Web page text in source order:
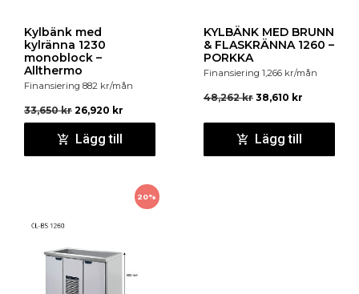
Kylbänk med
kylränna 1230
monoblock –
Allthermo
Finansiering 882 kr/mån
33,650kr 26,920 kr
Lägg till
KYLBÄNK MED BRUNN
& FLASKRÄNNA 1260 –
PORKKA
Finansiering 1,266 kr/mån
48,262kr 38,610 kr
Lägg till
20%